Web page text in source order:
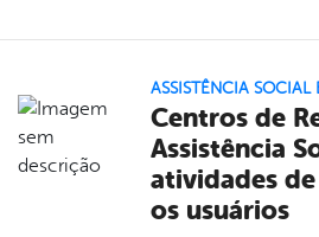
ASSISTÊNCIA
Centros de
Assistência
atividades
os usuários